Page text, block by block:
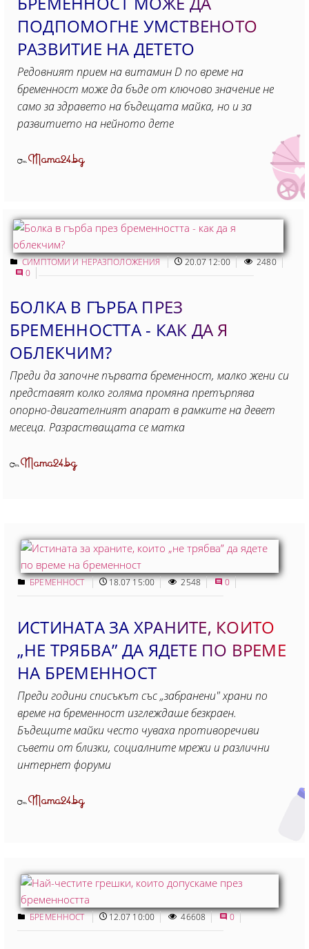
ПОДПОМОГНЕ УМСТВЕНОТО
РАЗВИТИЕ НА ДЕТЕТО
Редовният прием на витамин D по време на
бременност може да бъде от ключово значение не
само за здравето на бъдещата майка, но и за
развитието на нейното дете
ОтMama24.bg
СИМПТОМИ И НЕРАЗПОЛОЖЕНИЯ 20.07 12:00
2480
0
БОЛКА В ГЪРБА ПРЕЗ
БРЕМЕННОСТТА - КАК ДА Я
ОБЛЕКЧИМ?
Преди да започне първата бременност, малко жени си
представят колко голяма промяна претърпява
опорно-двигателният апарат в рамките на девет
месеца. Разрастващата се матка
ОтMama24.bg
БРЕМЕННОСТ 18.07 15:00 2548 0
ИСТИНАТА ЗА ХРАНИТЕ, КОИТО
„НЕ ТРЯБВА” ДА ЯДЕТЕ ПО ВРЕМЕ
НА БРЕМЕННОСТ
Преди години списъкът със „забранени" храни по
време на бременност изглеждаше безкраен.
Бъдещите майки често чуваха противоречиви
съвети от близки, социалните мрежи и различни
интернет форуми
ОтMama24.bg
БРЕМЕННОСТ 12.07 10:00 46608 0